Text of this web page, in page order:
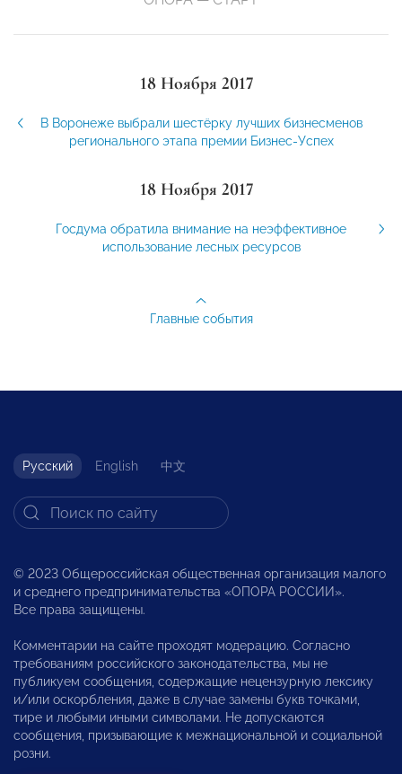
18 Ноября 2017
В Воронеже выбрали шестёрку лучших бизнесменов
регионального этапа премии Бизнес-Успех
18 Ноября 2017
Госдума обратила внимание на неэффективное
использование лесных ресурсов
Главные события
Русский English 中文
© 2023 Общероссийская общественная организация малого
и среднего предпринимательства «ОПОРА РОССИИ».
Все права защищены.
Комментарии на сайте проходят модерацию. Согласно
требованиям российского законодательства, мы не
публикуем сообщения, содержащие нецензурную лексику
и/или оскорбления, даже в случае замены букв точками,
тире и любыми иными символами. Не допускаются
сообщения, призывающие к межнациональной и социальной
розни.